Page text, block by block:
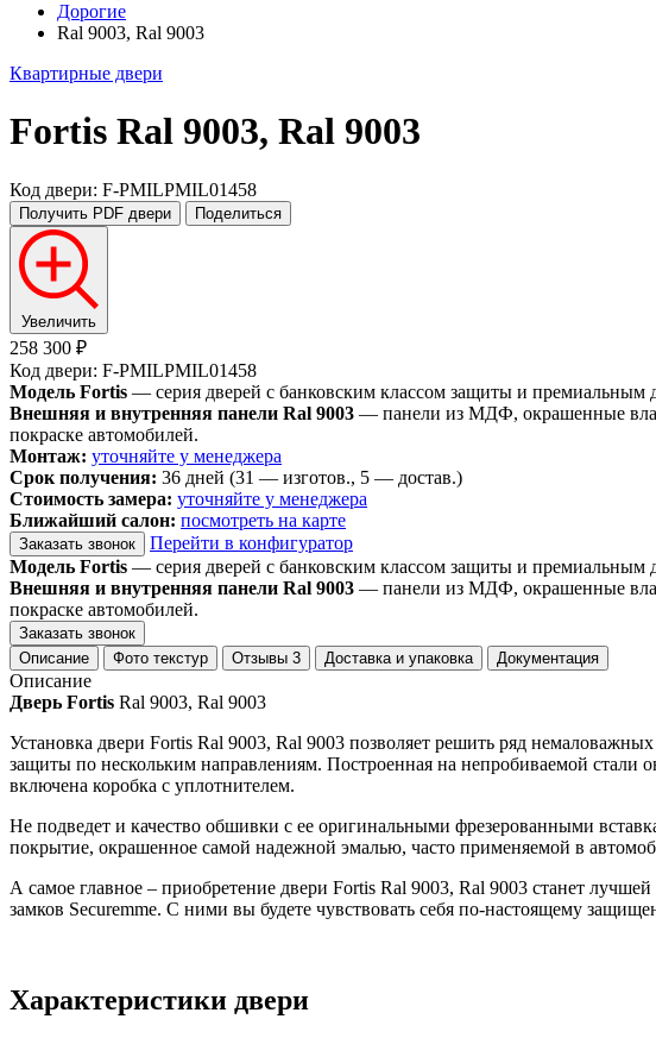
Дорогие
Ral 9003, Ral 9003
Квартирные двери
Fortis Ral 9003, Ral 9003
Код двери: F-PMILPMIL01458
Получить PDF двери Поделиться
Увеличить
258 300 ₽
Код двери: F-PMILPMIL01458
Модель Fortis — серия дверей с банковским классом защиты и премиальным
Внешняя и внутренняя панели Ral 9003 — панели из МДФ, окрашенные
покраске автомобилей.
Монтаж: уточняйте у менеджера
Срок получения: 36 дней (31 — изготов., 5 — достав.)
Стоимость замера: уточняйте у менеджера
Ближайший салон: посмотреть на карте
Заказать звонок
Перейти в конфигуратор
Модель Fortis — серия дверей с банковским классом защиты и премиальным
Внешняя и внутренняя панели Ral 9003 — панели из МДФ, окрашенные
покраске автомобилей.
Заказать звонок
Описание
Фото текстур Отзывы 3 Доставка и упаковка Документация
Описание
Дверь Fortis Ral 9003, Ral 9003
Установка двери Fortis Ral 9003, Ral 9003 позволяет решить ряд
защиты по нескольким направлениям. Построенная на непробиваемой стали
включена коробка с уплотнителем.
Не подведет и качество обшивки с ее оригинальными фрезерованными
покрытие, окрашенное самой надежной эмалью, часто применяемой в
А самое главное – приобретение двери Fortis Ral 9003, Ral 9003 станет
замков Securemme. С ними вы будете чувствовать себя по-настоящему
Характеристики двери